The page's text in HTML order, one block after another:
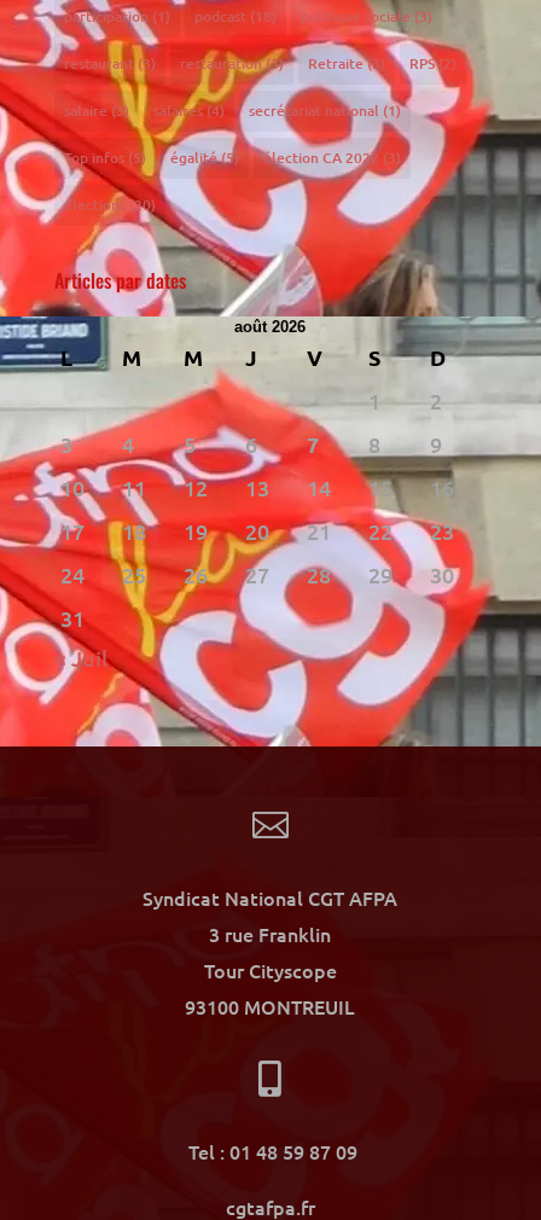
participation(1) podcast(18) politique sociale (3)
restaurant(3) restauration(3) Retraite(3) RPS(2)
salaire(3) salaires(4) secrétariat national(1)
Top infos(5) égalité(5) élection CA 2022(3)
élections(20)
Articles par dates
août 2026
L M M J V S
D
1
2
3
4 5 6 7 8
9
10
11 12 13 14 15
16
17
18 19 20 21 22
23
24
25 26 27 28 29
30
31
« Juil

Syndicat National CGT AFPA
3 rue Franklin
Tour Cityscope
93100 MONTREUIL

Tel : 01 48 59 87 09
cgtafpa.fr